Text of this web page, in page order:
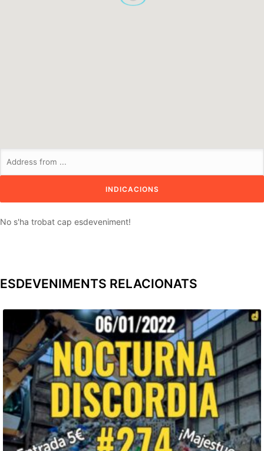
No s'ha trobat cap esdeveniment!
ESDEVENIMENTS RELACIONATS